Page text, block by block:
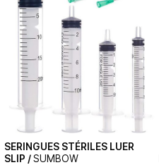
SERINGUES STÉRILES LUER
SLIP /SUMBOW